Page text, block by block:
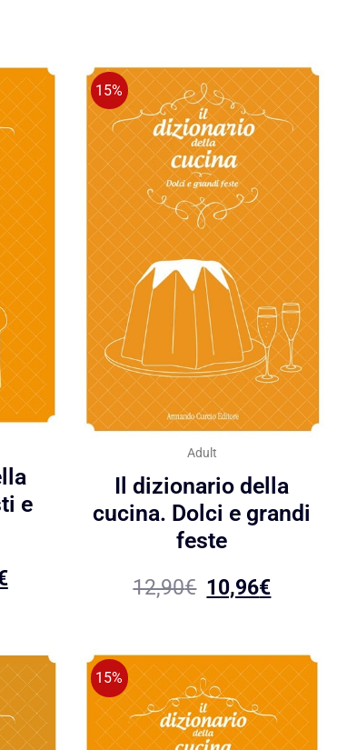
e
15%
Adult
Il dizionario della
cucina. Dolci e grandi
feste
12,90€ 10,96€
15%